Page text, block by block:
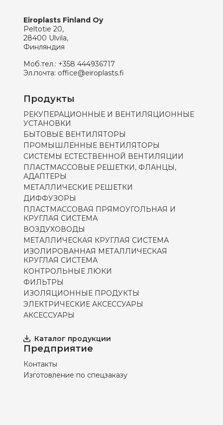
Eiroplasts Finland Oy
Peltotie 20,
28400 Ulvila,
Финляндия
Моб.тел.: +358 444936717
Эл.почта: office@eiroplasts.fi
Продукты
РЕКУПЕРАЦИОННЫЕ И ВЕНТИЛЯЦИОННЫЕ
УСТАНОВКИ
БЫТОВЫЕ ВЕНТИЛЯТОРЫ
ПРОМЫШЛЕННЫЕ ВЕНТИЛЯТОРЫ
СИСТЕМЫ ЕСТЕСТВЕННОЙ ВЕНТИЛЯЦИИ
ПЛАСТМАССОВЫЕ РЕШЕТКИ, ФЛАНЦЫ,
АДАПТЕРЫ
МЕТАЛЛИЧЕСКИЕ РЕШЕТКИ
ДИФФУЗОРЫ
ПЛАСТМАССОВАЯ ПРЯМОУГОЛЬНАЯ И
КРУГЛАЯ СИСТЕМА
ВОЗДУХОВОДЫ
МЕТАЛЛИЧЕСКАЯ КРУГЛАЯ СИСТЕМА
ИЗОЛИРОВАННАЯ МЕТАЛЛИЧЕСКАЯ
КРУГЛАЯ СИСТЕМА
КОНТРОЛЬНЫЕ ЛЮКИ
ФИЛЬТРЫ
ИЗОЛЯЦИОННЫЕ ПРОДУКТЫ
ЭЛЕКТРИЧЕСКИЕ АКСЕССУАРЫ
АКСЕССУАРЫ
Каталог продукции
Предприятие
Контакты
Изготовление по спецзаказу